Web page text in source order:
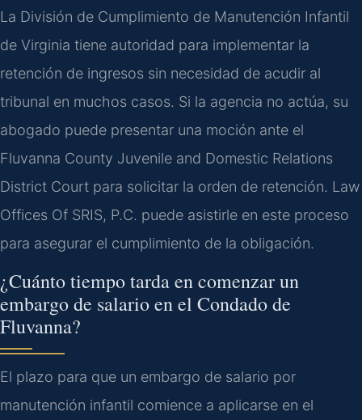
La División de Cumplimiento de Manutención Infantil
de Virginia tiene autoridad para implementar la
retención de ingresos sin necesidad de acudir al
tribunal en muchos casos. Si la agencia no actúa, su
abogado puede presentar una moción ante el
Fluvanna County Juvenile and Domestic Relations
District Court para solicitar la orden de retención. Law
Offices Of SRIS, P.C. puede asistirle en este proceso
para asegurar el cumplimiento de la obligación.
¿Cuánto tiempo tarda en comenzar un
embargo de salario en el Condado de
Fluvanna?
El plazo para que un embargo de salario por
manutención infantil comience a aplicarse en el